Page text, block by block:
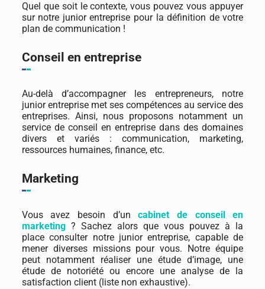
Quel que soit le contexte, vous pouvez vous appuyer
sur notre junior entreprise pour la définition de votre
plan de communication !
Conseil en entreprise
Au-delà d’accompagner les entrepreneurs, notre
junior entreprise met ses compétences au service des
entreprises. Ainsi, nous proposons notamment un
service de conseil en entreprise dans des domaines
divers et variés : communication, marketing,
ressources humaines, finance, etc.
Marketing
Vous avez besoin d’un
cabinet de conseil en
marketing? Sachez alors que vous pouvez à la
place consulter notre junior entreprise, capable de
mener diverses missions pour vous. Notre équipe
peut notamment réaliser une étude d’image, une
étude de notoriété ou encore une analyse de la
satisfaction client (liste non exhaustive).